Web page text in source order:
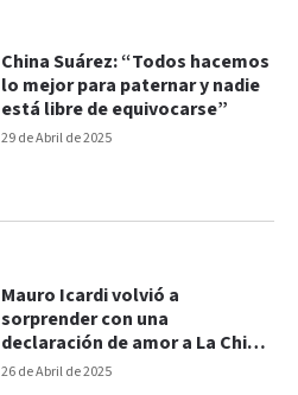
29 de Abril de 2025
China Suárez: “Todos hacemos
lo mejor para paternar y nadie
está libre de equivocarse”
26 de Abril de 2025
Mauro Icardi volvió a
sorprender con una
declaración de amor a La China
Suárez